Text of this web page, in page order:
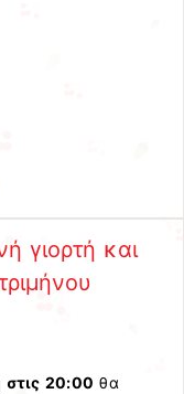
γιορτή και
στις 20:00 θα